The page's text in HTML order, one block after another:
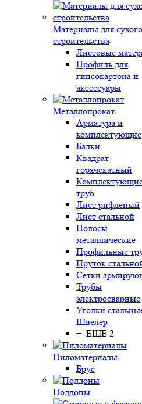
Материалы для сухого
строительства
Листовые
Профиль для
гипсокартона и
аксессуары
Металлопрокат
Арматура и
комплектующие
Балки
Квадрат
горячекатный
труб
Лист рифленый
Лист стальной
Полосы
металлические
Профильные
Пруток
Сетки
Трубы
электросварные
Уголки
Швелер
+ ЕЩЕ 2
Пиломатериалы
Брус
Поддоны